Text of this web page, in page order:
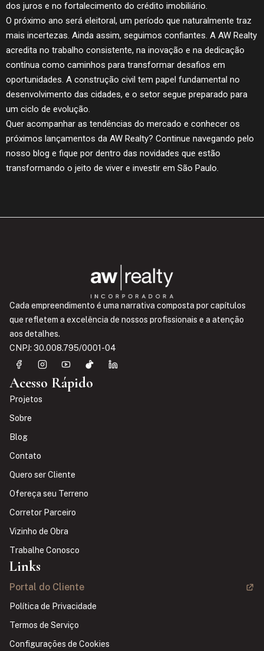
dos juros e no fortalecimento do crédito imobiliário.
O próximo ano será eleitoral, um período que naturalmente traz
mais incertezas. Ainda assim, seguimos confiantes. A AW Realty
acredita no trabalho consistente, na inovação e na dedicação
contínua como caminhos para transformar desafios em
oportunidades. A construção civil tem papel fundamental no
desenvolvimento das cidades, e o setor segue preparado para
um ciclo de evolução.
Quer acompanhar as tendências do mercado e conhecer os
próximos lançamentos da AW Realty? Continue navegando pelo
nosso blog e fique por dentro das novidades que estão
transformando o jeito de viver e investir em São Paulo.
Cada empreendimento é uma narrativa composta por capítulos
que refletem a excelência de nossos profissionais e a atenção
aos detalhes.
CNPJ: 30.008.795/0001-04
Acesso Rápido
Projetos
Sobre
Blog
Contato
Quero ser Cliente
Ofereça seu Terreno
Corretor Parceiro
Vizinho de Obra
Trabalhe Conosco
Links
Portal do Cliente
Política de Privacidade
Termos de Serviço
Configurações de Cookies